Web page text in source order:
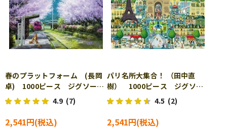
春のプラットフォーム (長岡
卓) 1000ピース ジグソーパ
ズル BEV-1000-052
4.9 (7)
2,541円
パリ名所大集合！ （田中直
樹） 1000ピース ジグソー
パズル BEV-1000-059
4.5 (2)
2,541円